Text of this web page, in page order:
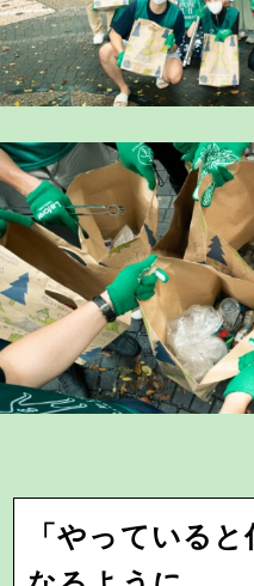
「やっている